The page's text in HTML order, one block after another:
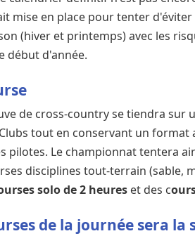
mise en place pour tenter
(hiver et printemps) avec les
début d'année.
de cross-country se tiendra sur
tout en conservant un
pilotes. Le championnat tentera
disciplines tout-terrain (sable,
solo de 2 heures et des c
de la journée sera la